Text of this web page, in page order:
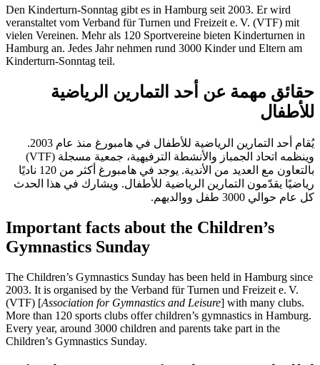
Den Kinderturn-Sonntag gibt es in Hamburg seit 2003. Er wird
veranstaltet vom Verband für Turnen und Freizeit e. V. (VTF) mit
vielen Vereinen. Mehr als 120 Sportvereine bieten Kinderturnen in
Hamburg an. Jedes Jahr nehmen rund 3000 Kinderund Eltern am
Kinderturn-Sonntag teil.
حقائق مهمة عن أحد التمارين الرياضية
للأطفال
يُقام أحد التمارين الرياضية للأطفال في هامبورغ منذ
عام 2003.
وينظمه اتحاد الجمباز والأنشطة الترفيهية، جمعية مسجلة (VTF)
بالتعاون مع العديد من الأندية. يوجد في هامبورغ أكثر من 120 ناديًا
رياضيًا يقدّمون التمارين الرياضية للأطفال. ويشارك في هذا الحدث
كل عام حوالي 3000 طفل ووالديهم.
Important facts about the Children’s
Gymnastics Sunday
The Children’s Gymnastics Sunday has been held in Hamburg since
2003. It is organised by the Verband für Turnen und Freizeit e. V.
(VTF) [Association for Gymnastics and Leisure] with many clubs.
More than 120 sports clubs offer children’s gymnastics in Hamburg.
Every year, around 3000 children and parents take part in the
Children’s Gymnastics Sunday.